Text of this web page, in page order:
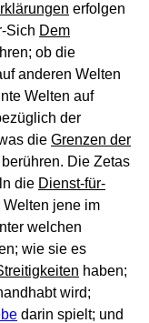
erfolgen
Sich Dem
ob die
anderen Welten
Welten auf
der
die Grenzen der
Die Zetas
die Dienst-für-
jene im
welchen
wie sie es
haben;
wird;
darin spielt; und